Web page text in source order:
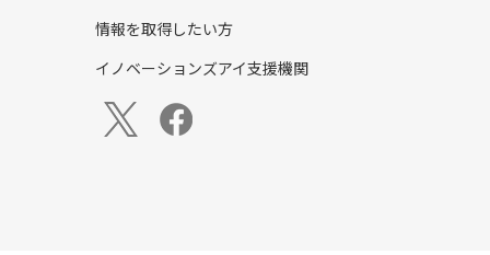
情報を取得したい方
イノベーションズアイ支援機関